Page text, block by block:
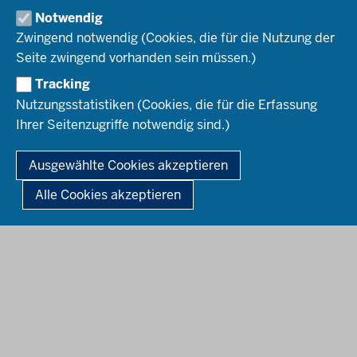
Notwendig
Zwingend notwendig (Cookies, die für die Nutzung der
Seite zwingend vorhanden sein müssen.)
Tracking
Nutzungsstatistiken (Cookies, die für die Erfassung
Ihrer Seitenzugriffe notwendig sind.)
Ausgewählte Cookies akzeptieren
Alle Cookies akzeptieren
Veranstaltungen Detmold
Team Detmold
FAQ Detmold
Netzwerkarbeit Düsseldorf
Veranstaltungen Düsseldorf
FAQ Düsseldorf
Region Köln
Netzwerkarbeit Köln
Regionale Veranstaltungen Köln
Team Köln
Region Münster
Netzwerkarbeit Münster
Team Münster
FAQ Münster
Fußzeile
Impressum Datenschutz Barrierefreiheit